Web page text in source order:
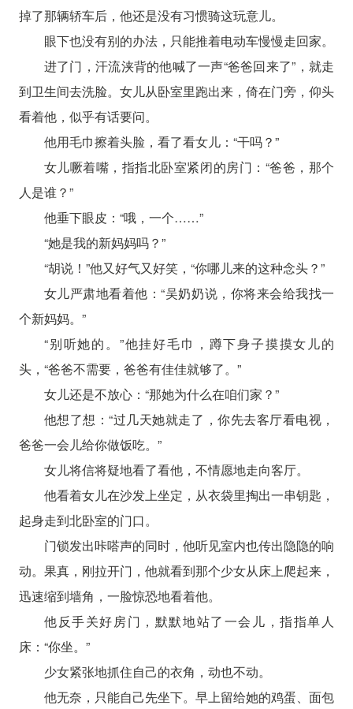
掉了那辆轿车后，他还是没有习惯骑这玩意儿。
眼下也没有别的办法，只能推着电动车慢慢走回家。
进了门，汗流浃背的他喊了一声“爸爸回来了”，就走
到卫生间去洗脸。女儿从卧室里跑出来，倚在门旁，仰头
看着他，似乎有话要问。
他用毛巾擦着头脸，看了看女儿：“干吗？”
女儿噘着嘴，指指北卧室紧闭的房门：“爸爸，那个
人是谁？”
他垂下眼皮：“哦，一个……”
“她是我的新妈妈吗？”
“胡说！”他又好气又好笑，“你哪儿来的这种念头？”
女儿严肃地看着他：“吴奶奶说，你将来会给我找一
个新妈妈。”
“别听她的。”他挂好毛巾，蹲下身子摸摸女儿的
头，“爸爸不需要，爸爸有佳佳就够了。”
女儿还是不放心：“那她为什么在咱们家？”
他想了想：“过几天她就走了，你先去客厅看电视，
爸爸一会儿给你做饭吃。”
女儿将信将疑地看了看他，不情愿地走向客厅。
他看着女儿在沙发上坐定，从衣袋里掏出一串钥匙，
起身走到北卧室的门口。
门锁发出咔嗒声的同时，他听见室内也传出隐隐的响
动。果真，刚拉开门，他就看到那个少女从床上爬起来，
迅速缩到墙角，一脸惊恐地看着他。
他反手关好房门，默默地站了一会儿，指指单人
床：“你坐。”
少女紧张地抓住自己的衣角，动也不动。
他无奈，只能自己先坐下。早上留给她的鸡蛋、面包